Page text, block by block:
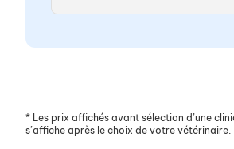
* Les prix affichés avant sélection d’une
s’affiche après le choix de votre vétérinaire.